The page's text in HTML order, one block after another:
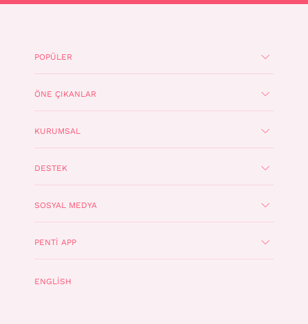
POPÜLER
ÖNE ÇIKANLAR
KURUMSAL
DESTEK
SOSYAL MEDYA
PENTI APP
ENGLISH